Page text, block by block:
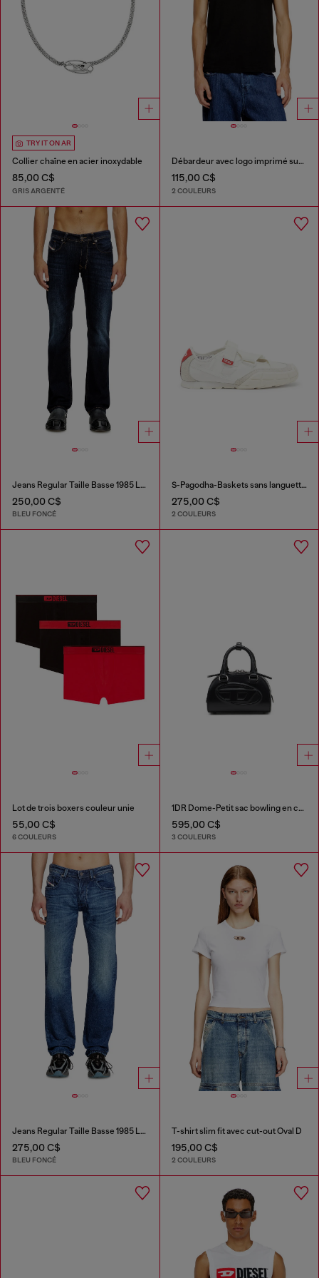
TRY IT ON AR
Collier chaîne en acier inoxydable
85,00 C$
GRIS ARGENTÉ
Débardeur avec logo imprimé sur le devant
115,00 C$
2 COULEURS
Jeans Regular Taille Basse 1985 Larkee
250,00 C$
BLEU FONCÉ
S-Pagodha-Baskets sans languette à brides libres en ripstop
275,00 C$
2 COULEURS
Lot de trois boxers couleur unie
55,00 C$
6 COULEURS
1DR Dome-Petit sac bowling en cuir
595,00 C$
3 COULEURS
Jeans Regular Taille Basse 1985 Larkee
275,00 C$
BLEU FONCÉ
T-shirt slim fit avec cut-out Oval D
195,00 C$
2 COULEURS